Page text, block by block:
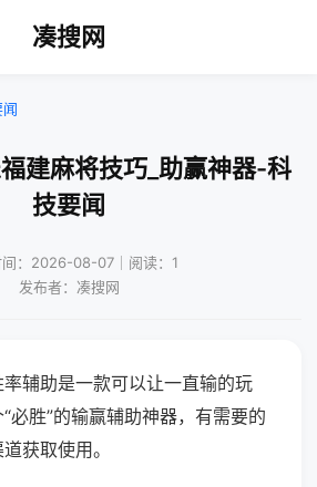
凑搜网
建麻将技巧_助赢神器-科
技要闻
间：2026-08-07｜阅读：1
发布者：凑搜网
辅助是一款可以让一直输的玩
必胜”的输赢辅助神器，有需要的
获取使用。